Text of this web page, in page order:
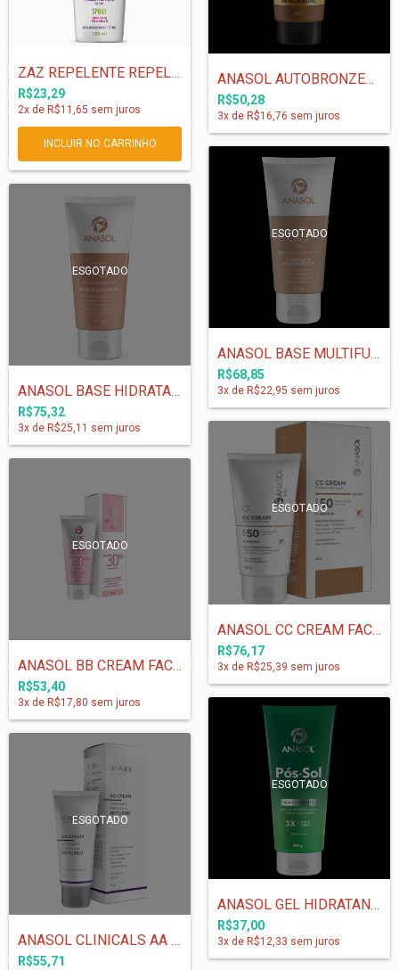
ZAZ REPELENTE REPELENTE DE INSETOS SPRAY...
R$23,29
2x de R$11,65 sem juros
ANASOL AUTOBRONZEADOR - 150 G
R$50,28
3x de R$16,76 sem juros
ESGOTADO
ANASOL BASE HIDRATANTE MULTIFUNÇÃO - FPS...
R$75,32
3x de R$25,11 sem juros
ESGOTADO
ANASOL BASE MULTIFUNÇÃO MÉDIA FPS 60 - 6...
R$68,85
3x de R$22,95 sem juros
ESGOTADO
ANASOL BB CREAM FACIAL FPS 30 - 60 g
R$53,40
3x de R$17,80 sem juros
ESGOTADO
ANASOL CC CREAM FACIAL FPS 50 ESCURO - 6...
R$76,17
3x de R$25,39 sem juros
ESGOTADO
ANASOL CLINICALS AA CREAM NOTURNO 40 g
R$55,71
ESGOTADO
ANASOL GEL HIDRATANTE PÓS-SOL - 200 G
R$37,00
3x de R$12,33 sem juros